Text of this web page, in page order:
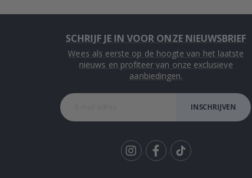
SCHRIJF JE IN VOOR ONZE NIEUWSBRIEF
Wees als eerste op de hoogte van het laatste
nieuws en profiteer van onze exclusieve
aanbiedingen.
INSCHRIJVEN